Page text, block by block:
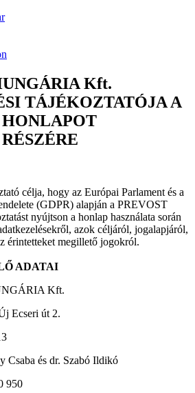
Kft.
TÁJÉKOZTATÓJA A
HONLAPOT
célja, hogy az Európai Parlament és a
(GDPR) alapján a PREVOST
nyújtson a honlap használata során
azok céljáról, jogalapjáról,
érintetteket megillető jogokról.
ADATAI
Kft.
Ecseri út 2.
Csaba és dr. Szabó Ildikó
950